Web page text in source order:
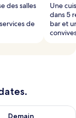
e
r
s
des salles
de
Une
dans 5
bar et
août 10
Demain
disponibilité pour